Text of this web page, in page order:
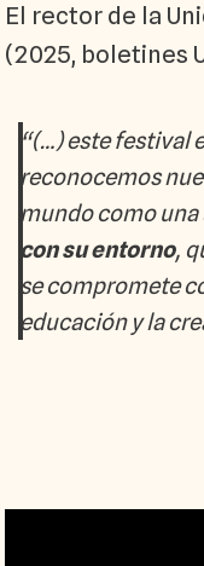
El rector de la
(2025, boletines
“(…) este festival
reconocemos
mundo como una
con su entorno,
se compromete
educación y la